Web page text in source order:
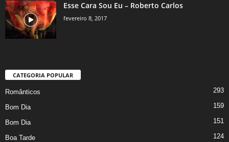
Esse Cara Sou Eu – Roberto Carlos
fevereiro 8, 2017
CATEGORIA POPULAR
Românticos 293
Bom Dia 159
Bom Dia 151
Boa Tarde 124